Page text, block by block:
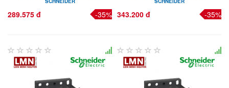
289.575 đ -35% 343.200 đ -35%